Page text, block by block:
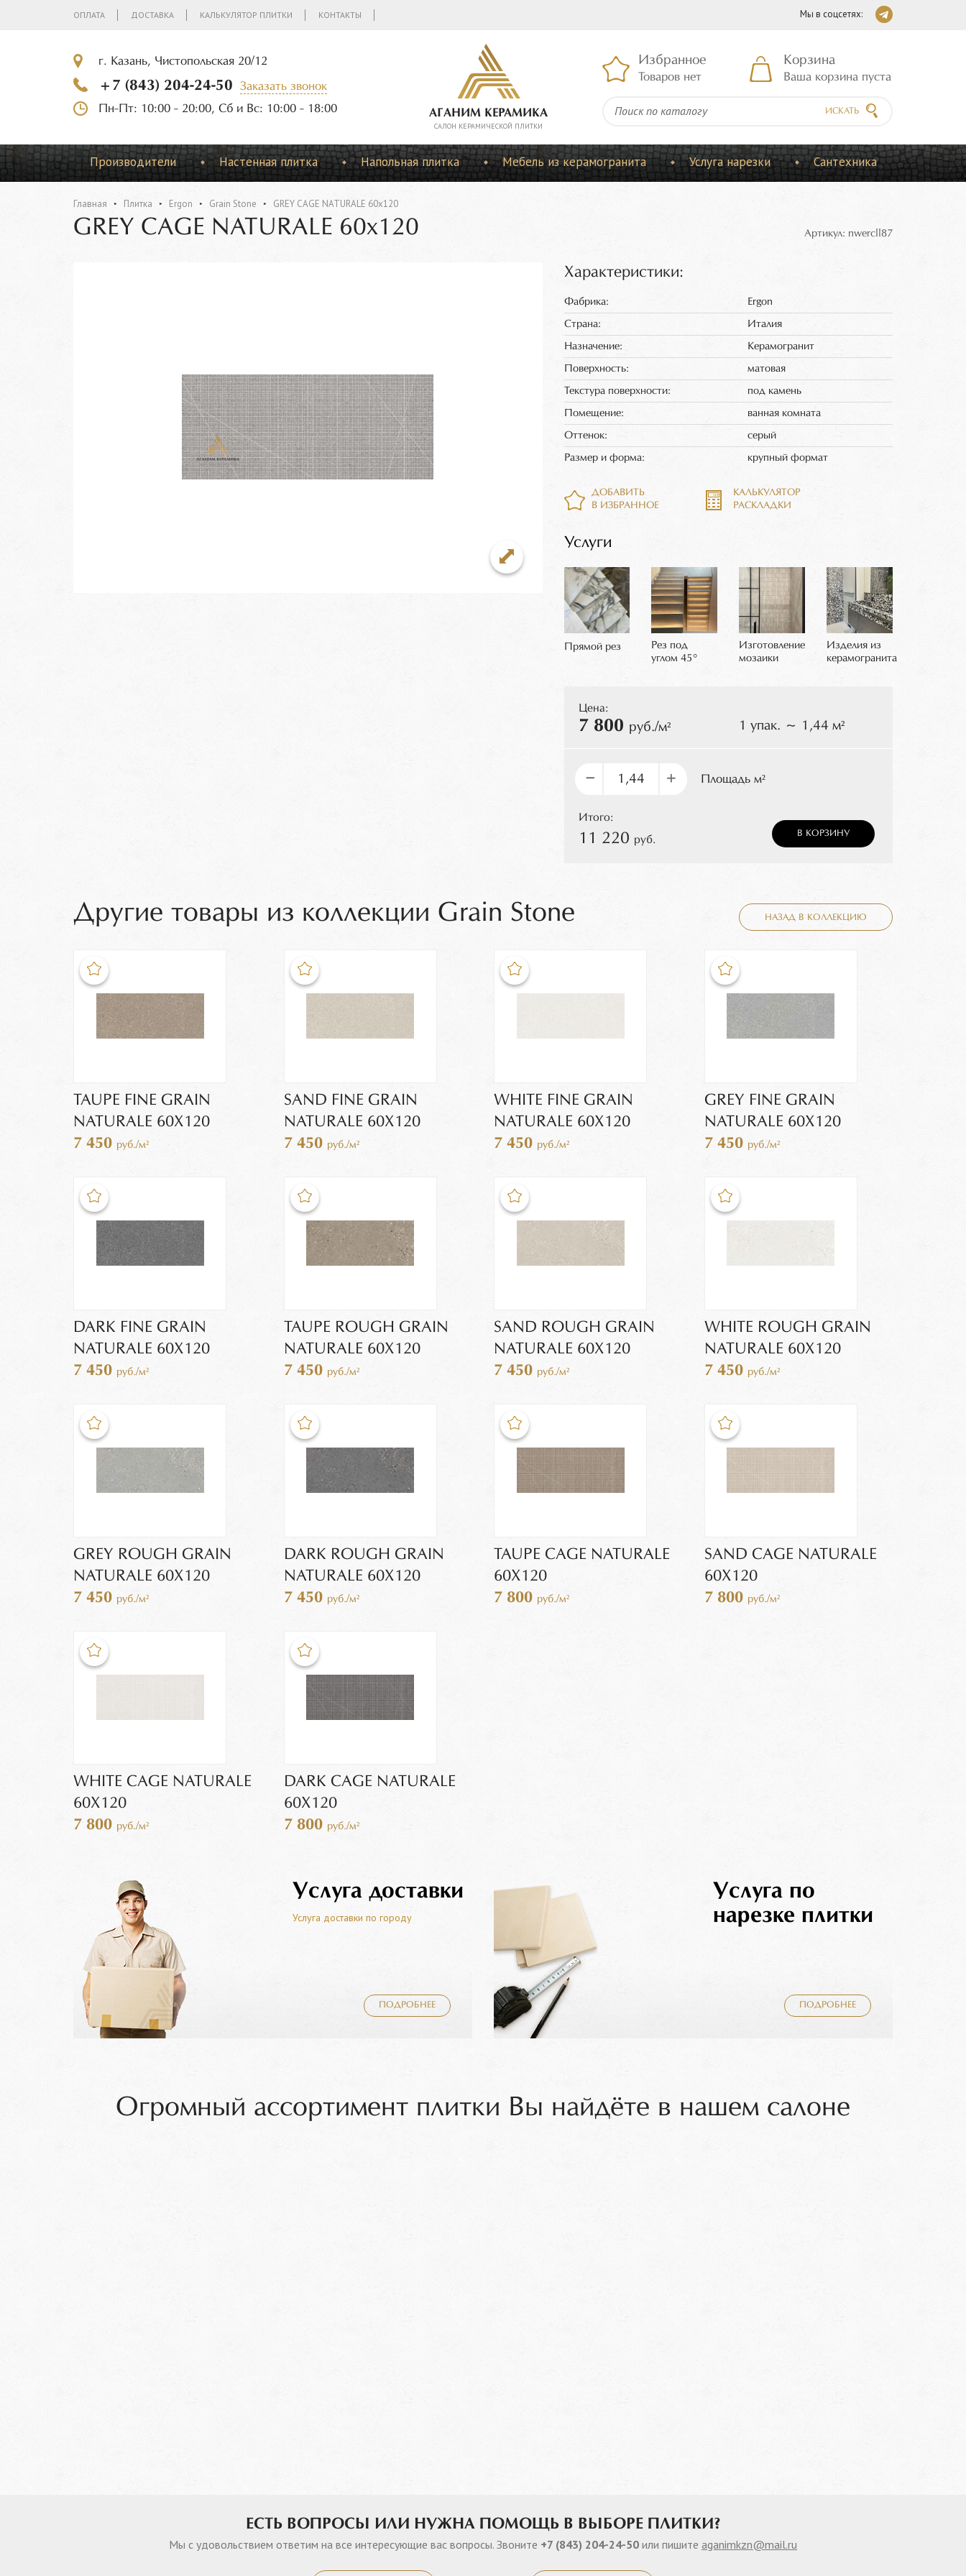
ОПЛАТА ДОСТАВКА КАЛЬКУЛЯТОР ПЛИТКИ КОНТАКТЫ Мы в соцсетях:
г. Казань, Чистопольская 20/12
+7 (843) 204-24-50
Заказать звонок
Пн-Пт: 10:00 - 20:00, Сб и Вс: 10:00 - 18:00
АГАНИМ КЕРАМИКА
CАЛОН КЕРАМИЧЕСКОЙ ПЛИТКИ
Избранное
Товаров нет
Корзина
Ваша корзина пуста
ИСКАТЬ
Производители Настенная плитка Напольная плитка Мебель из керамогранита Услуга нарезки Сантехника
Главная Плитка Ergon Grain Stone GREY CAGE NATURALE 60x120
GREY CAGE NATURALE 60x120 Артикул: nwercll87
Характеристики:
Фабрика: Ergon
Страна: Италия
Назначение: Керамогранит
Поверхность: матовая
Текстура поверхности: под камень
Помещение: ванная комната
Оттенок: серый
Размер и форма: крупный формат
ДОБАВИТЬ
В ИЗБРАННОЕ
КАЛЬКУЛЯТОР
РАСКЛАДКИ
Услуги
Прямой рез
Рез под
углом 45°
Изготовление
мозаики
Изделия из
керамогранита
Цена:
7 800 руб./м² 1 упак. ~ 1,44 м²
– + Площадь м²
Итого:
11 220 руб.
В КОРЗИНУ
НАЗАД В КОЛЛЕКЦИЮ
Другие товары из коллекции Grain Stone
TAUPE FINE GRAIN
NATURALE 60X120
7 450 руб./м²
SAND FINE GRAIN
NATURALE 60X120
7 450 руб./м²
WHITE FINE GRAIN
NATURALE 60X120
7 450 руб./м²
GREY FINE GRAIN
NATURALE 60X120
7 450 руб./м²
DARK FINE GRAIN
NATURALE 60X120
7 450 руб./м²
TAUPE ROUGH GRAIN
NATURALE 60X120
7 450 руб./м²
SAND ROUGH GRAIN
NATURALE 60X120
7 450 руб./м²
WHITE ROUGH GRAIN
NATURALE 60X120
7 450 руб./м²
GREY ROUGH GRAIN
NATURALE 60X120
7 450 руб./м²
DARK ROUGH GRAIN
NATURALE 60X120
7 450 руб./м²
TAUPE CAGE NATURALE
60X120
7 800 руб./м²
SAND CAGE NATURALE
60X120
7 800 руб./м²
WHITE CAGE NATURALE
60X120
7 800 руб./м²
DARK CAGE NATURALE
60X120
7 800 руб./м²
Услуга доставки
Услуга доставки по городу
ПОДРОБНЕЕ
Услуга по
нарезке плитки
ПОДРОБНЕЕ
Огромный ассортимент плитки Вы найдёте в нашем салоне
ЕСТЬ ВОПРОСЫ ИЛИ НУЖНА ПОМОЩЬ В ВЫБОРЕ ПЛИТКИ?
Мы с удовольствием ответим на все интересующие вас вопросы. Звоните +7 (843) 204-24-50 или пишите aganimkzn@mail.ru